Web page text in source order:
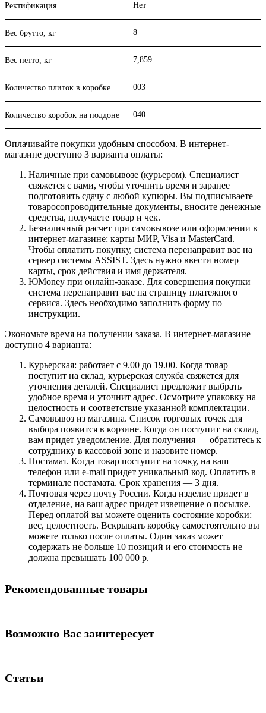
Ректификация Нет
Вес брутто, кг 8
Вес нетто, кг 7,859
Количество плиток в коробке 003
Количество коробок на поддоне 040
Оплачивайте покупки удобным способом. В интернет-
магазине доступно 3 варианта оплаты:
Наличные при самовывозе (курьером). Специалист
свяжется с вами, чтобы уточнить время и заранее
подготовить сдачу с любой купюры. Вы подписываете
товаросопроводительные документы, вносите денежные
средства, получаете товар и чек.
Безналичный расчет при самовывозе или оформлении в
интернет-магазине: карты МИР, Visa и MasterCard.
Чтобы оплатить покупку, система перенаправит вас на
сервер системы ASSIST. Здесь нужно ввести номер
карты, срок действия и имя держателя.
ЮMoney при онлайн-заказе. Для совершения покупки
система перенаправит вас на страницу платежного
сервиса. Здесь необходимо заполнить форму по
инструкции.
Экономьте время на получении заказа. В интернет-магазине
доступно 4 варианта:
Курьерская: работает с 9.00 до 19.00. Когда товар
поступит на склад, курьерская служба свяжется для
уточнения деталей. Специалист предложит выбрать
удобное время и уточнит адрес. Осмотрите упаковку на
целостность и соответствие указанной комплектации.
Самовывоз из магазина. Список торговых точек для
выбора появится в корзине. Когда он поступит на склад,
вам придет уведомление. Для получения — обратитесь к
сотруднику в кассовой зоне и назовите номер.
Постамат. Когда товар поступит на точку, на ваш
телефон или e-mail придет уникальный код. Оплатить в
терминале постамата. Срок хранения — 3 дня.
Почтовая через почту России. Когда изделие придет в
отделение, на ваш адрес придет извещение о посылке.
Перед оплатой вы можете оценить состояние коробки:
вес, целостность. Вскрывать коробку самостоятельно вы
можете только после оплаты. Один заказ может
содержать не больше 10 позиций и его стоимость не
должна превышать 100 000 р.
Рекомендованные товары
Возможно Вас заинтересует
Статьи